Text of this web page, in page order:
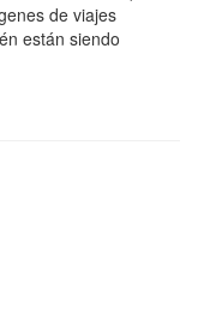
de viajes
están siendo